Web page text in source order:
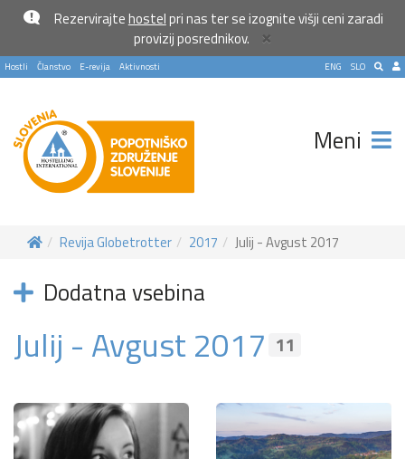
Rezervirajtehostelpri nas ter se izognite višji ceni zaradi
provizij posrednikov.
×
Hostli Članstvo E-revija Aktivnosti SLO
ENG
Meni
Revija Globetrotter 2017 Julij - Avgust 2017
Dodatna vsebina
Julij - Avgust 2017 11
Pošlji VESELJE5 na 1919 in
doniraj 5 €
Pomagaj otrokom z manj priložnostmi do počitnic na morju.